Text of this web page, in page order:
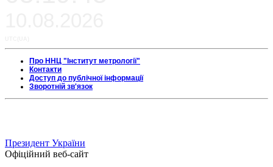
Про ННЦ "Інститут метрології"
Контакти
Доступ до публічної інформації
Зворотній зв'язок
Президент України
Офіційний веб-сайт